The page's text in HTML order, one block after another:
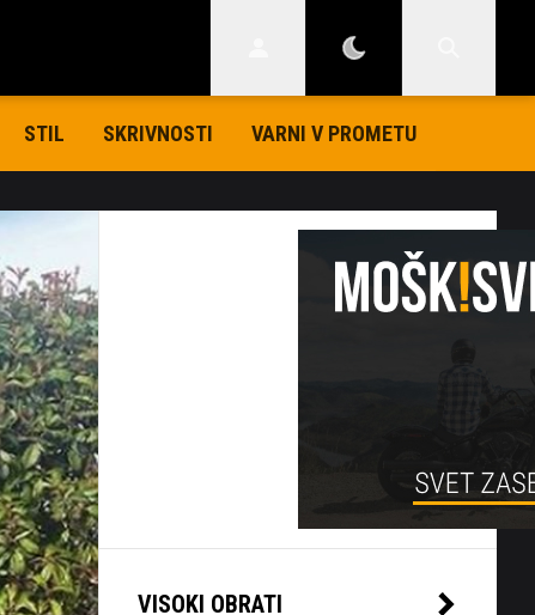
STIL SKRIVNOSTI VARNI V PROMETU
VISOKI OBRATI